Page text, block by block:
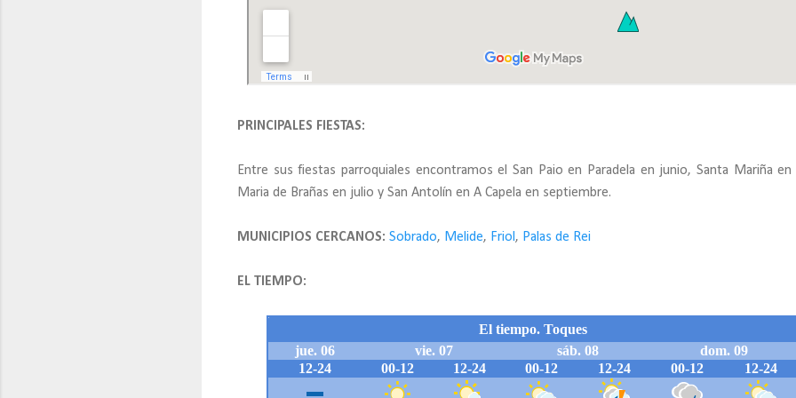
PRINCIPALES FIESTAS:
Entre sus fiestas parroquiales encontramos el San Paio en Paradela en junio, Santa Mariña en
Maria de Brañas en julio y San Antolín en A Capela en septiembre.
MUNICIPIOS CERCANOS: Sobrado, Melide, Friol , Palas de Rei
EL TIEMPO: